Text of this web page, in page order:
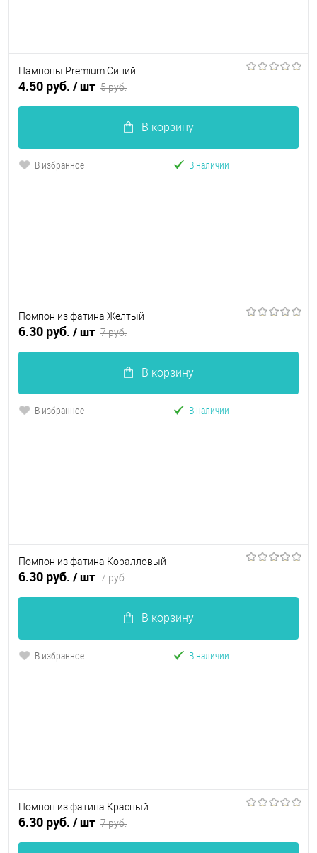
Пампоны Premium Синий
4.50 руб. / шт 5 руб.
В корзину
В избранное В наличии
Помпон из фатина Желтый
6.30 руб. / шт 7 руб.
В корзину
В избранное В наличии
Помпон из фатина Коралловый
6.30 руб. / шт 7 руб.
В корзину
В избранное В наличии
Помпон из фатина Красный
6.30 руб. / шт 7 руб.